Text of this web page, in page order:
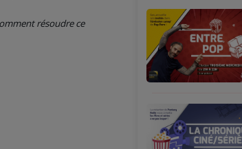
résoudre ce